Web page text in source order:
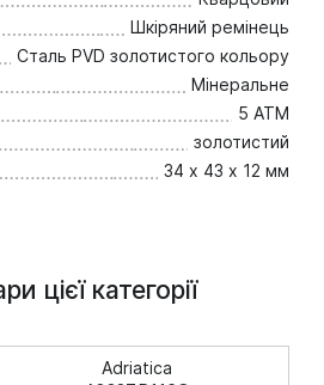
Шкіряний ремінець
Сталь PVD золотистого кольору
Мінеральне
5 ATM
золотистий
34 х 43 х 12 мм
цієї категорії
Adriatica